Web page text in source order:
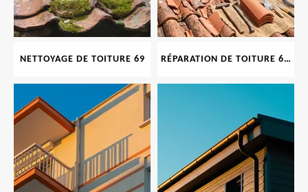
NETTOYAGE DE TOITURE 69 RÉPARATION DE TOITURE 69 RHONE, TUILES CASSÉES OU ABIMÉES